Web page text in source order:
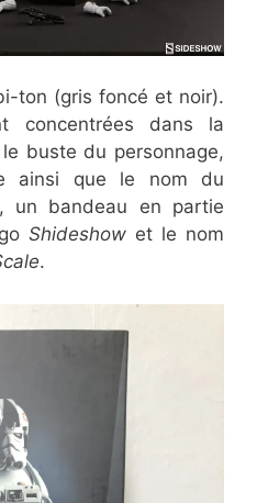
ton (gris foncé et noir).
concentrées dans la
buste du personnage,
ainsi que le nom du
un bandeau en partie
Shideshow et le nom
.